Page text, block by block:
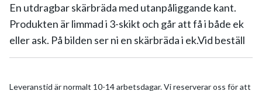
En utdragbar skärbräda med utanpåliggande kant.
Produkten är limmad i 3-skikt och går att få i både ek
eller ask. På bilden ser ni en skärbräda i ek.Vid beställ
Leveranstid är normalt 10-14 arbetsdagar. Vi reserverar oss för att